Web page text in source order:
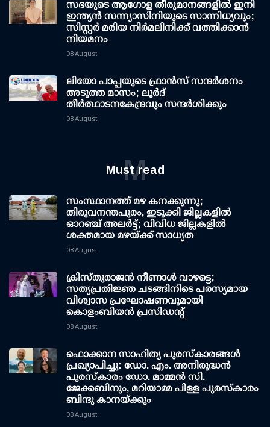
സഭയുടെ ആഗോള തീരുമാനങ്ങളിൽ ഇനി
ഇന്ത്യൻ സന്ന്യാസിനിയുടെ സാന്നിധ്യവും;
സിസ്റ്റർ മരിയ നിർമലിനിക്ക് വത്തിക്കാൻ
നിയമനം
08 August
ലിയോ പാപ്പയുടെ ഫ്രാൻസ് സന്ദർശനം
അടുത്ത മാസം; ലൂർദ്
തീർത്ഥാടനകേന്ദ്രവും സന്ദർശിക്കും
08 August
Must read
M
സംസ്ഥാനത്ത് മഴ കനക്കുന്നു;
തിരുവനന്തപുരം, ഇടുക്കി ജില്ലകളിൽ
ഓറഞ്ച് അലർട്ട്; വിവിധ ജില്ലകളിൽ
ശക്തമായ മഴയ്ക്ക് സാധ്യത
08 August
ക്രിസ്തുരാജൻ നീണാൾ വാഴട്ടെ;
സത്യപ്രതിജ്ഞ ചടങ്ങിനിടെ പരസ്യമായ
വിശ്വാസ പ്രഘോഷണവുമായി
കൊളംബിയൻ പ്രസിഡന്റ്
08 August
ഫൊക്കാന സാഹിത്യ പുരസ്‌കാരങ്ങള്‍
പ്രഖ്യാപിച്ചു: ഡോ. എം. അനിരുദ്ധന്‍
പുരസ്‌കാരം ഡോ. മാമ്മന്‍ സി.
ജേക്കബിനും, മറിയാമ്മ പിള്ള പുരസ്‌കാരം
ബിന്ദു കാനയ്ക്കും
08 August